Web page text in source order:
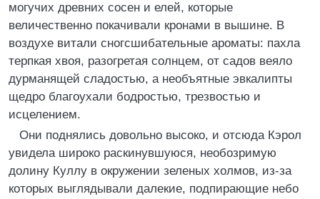
могучих древних сосен и елей, которые
величественно покачивали кронами в вышине. В
воздухе витали сногсшибательные ароматы: пахла
терпкая хвоя, разогретая солнцем, от садов веяло
дурманящей сладостью, а необъятные эвкалипты
щедро благоухали бодростью, трезвостью и
исцелением.
Они поднялись довольно высоко, и отсюда Кэрол
увидела широко раскинувшуюся, необозримую
долину Куллу в окружении зеленых холмов, из-за
которых выглядывали далекие, подпирающие небо